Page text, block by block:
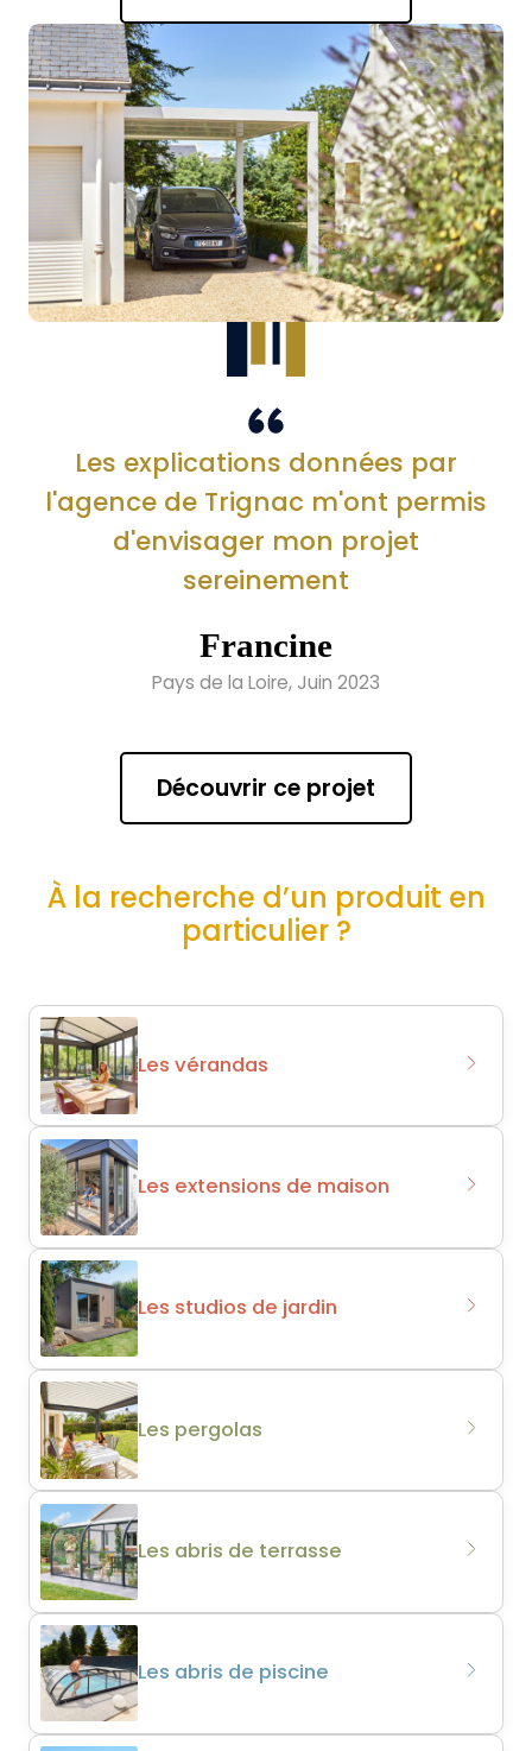
Les explications données par
l'agence de Trignac m'ont permis
d'envisager mon projet
sereinement
Francine
Pays de la Loire, Juin 2023
Découvrir ce projet
À la recherche d’un produit en
particulier ?
Les vérandas
Les extensions de maison
Les studios de jardin
Les pergolas
Les abris de terrasse
Les abris de piscine